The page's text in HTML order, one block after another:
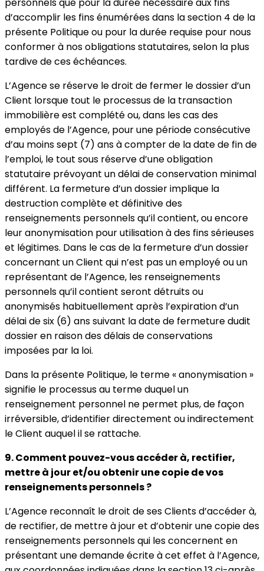
d’accomplir les fins énumérées dans la section 4 de la
présente Politique ou pour la durée requise pour nous
conformer à nos obligations statutaires, selon la plus
tardive de ces échéances.
L’Agence se réserve le droit de fermer le dossier d’un
Client lorsque tout le processus de la transaction
immobilière est complété ou, dans les cas des
employés de l’Agence, pour une période consécutive
d’au moins sept (7) ans à compter de la date de fin de
l’emploi, le tout sous réserve d’une obligation
statutaire prévoyant un délai de conservation minimal
différent. La fermeture d’un dossier implique la
destruction complète et définitive des
renseignements personnels qu’il contient, ou encore
leur anonymisation pour utilisation à des fins sérieuses
et légitimes. Dans le cas de la fermeture d’un dossier
concernant un Client qui n’est pas un employé ou un
représentant de l’Agence, les renseignements
personnels qu’il contient seront détruits ou
anonymisés habituellement après l’expiration d’un
délai de six (6) ans suivant la date de fermeture dudit
dossier en raison des délais de conservations
imposées par la loi.
Dans la présente Politique, le terme « anonymisation »
signifie le processus au terme duquel un
renseignement personnel ne permet plus, de façon
irréversible, d’identifier directement ou indirectement
le Client auquel il se rattache.
9. Comment pouvez-vous accéder à, rectifier,
mettre à jour et/ou obtenir une copie de vos
renseignements personnels ?
L’Agence reconnaît le droit de ses Clients d’accéder à,
de rectifier, de mettre à jour et d’obtenir une copie des
renseignements personnels qui les concernent en
présentant une demande écrite à cet effet à l’Agence,